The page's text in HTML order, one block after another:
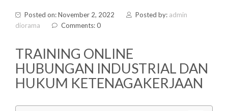
Posted on: November 2, 2022 Posted by: admin
diorama
Comments: 0
TRAINING ONLINE
HUBUNGAN INDUSTRIAL DAN
HUKUM KETENAGAKERJAAN